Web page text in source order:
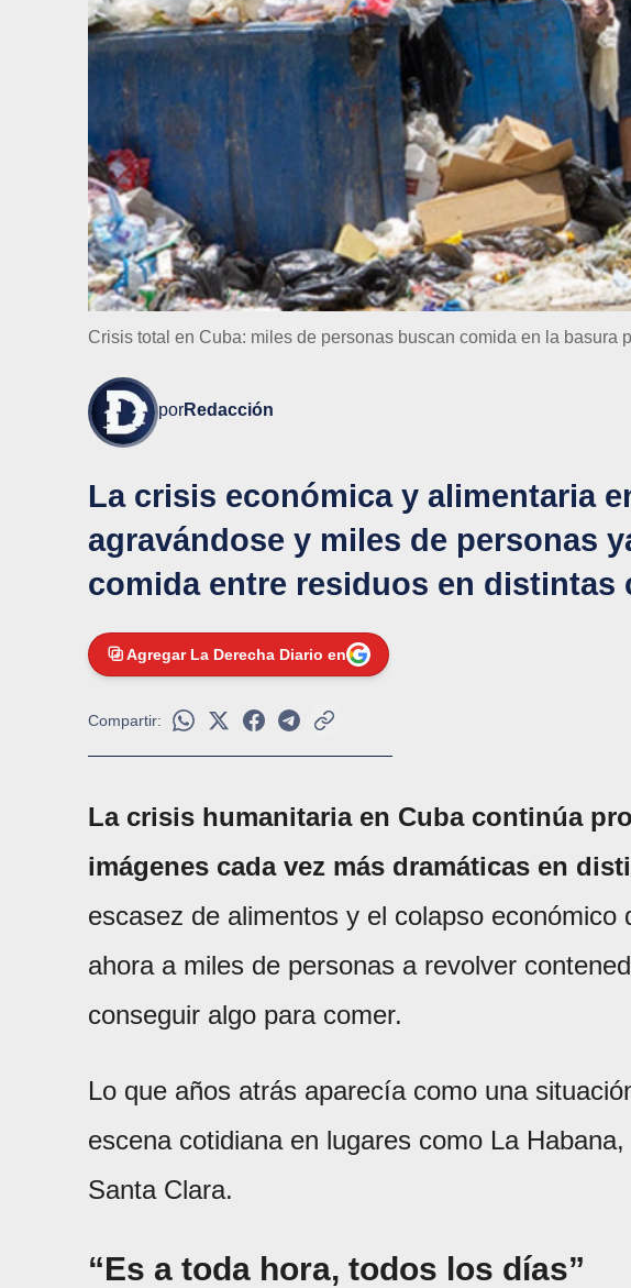
Crisis total en Cuba: miles de personas buscan comida en la basura
porRedacción
La crisis económica y alimentaria
agravándose y miles de personas
comida entre residuos en distintas
Agregar La Derecha Diario en
Compartir:
La crisis humanitaria en Cuba continúa
imágenes cada vez más dramáticas en
escasez de alimentos y el colapso económico
ahora a miles de personas a revolver
conseguir algo para comer.
Lo que años atrás aparecía como una
escena cotidiana en lugares como La
Santa Clara.
“Es a toda hora, todos los días”